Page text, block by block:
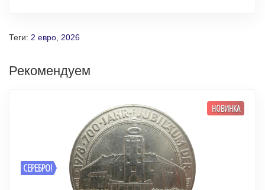
Теги: 2 евро 2026
Рекомендуем
СЕРЕБРО!
НОВИНКА